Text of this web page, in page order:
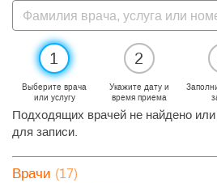
1
Выберите врача
или услугу
2
Укажите дату и
время приема
Подходящих врачей не найдено
для записи.
Врачи (17)